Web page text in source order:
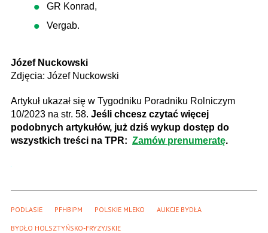
GR Konrad,
Vergab.
Józef Nuckowski
Zdjęcia: Józef Nuckowski
Artykuł ukazał się w Tygodniku Poradniku Rolniczym
10/2023 na str. 58. Jeśli chcesz czytać więcej
podobnych artykułów, już dziś wykup dostęp do
wszystkich treści na TPR: Zamów prenumeratę.
PODLASIE PFHBIPM POLSKIE MLEKO AUKCJE BYDŁA
BYDŁO HOLSZTYŃSKO-FRYZYJSKIE